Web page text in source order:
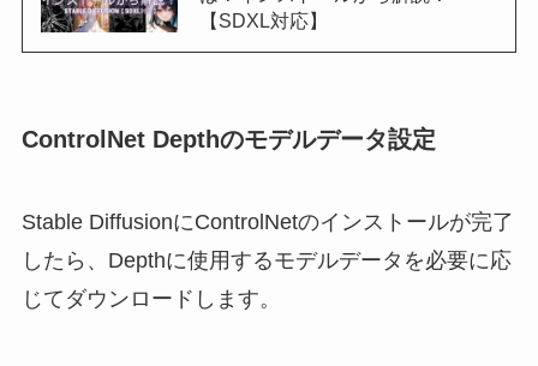
【SDXL対応】
ControlNet Depthのモデルデータ設定
Stable DiffusionにControlNetのインストールが完了
したら、Depthに使用するモデルデータを必要に応
じてダウンロードします。